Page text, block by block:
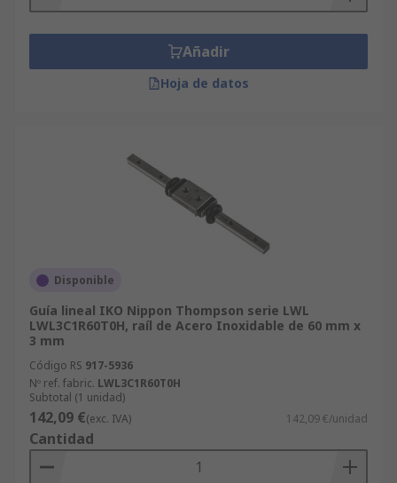
Añadir
Hoja de datos
Disponible
Guía lineal IKO Nippon Thompson serie LWL
LWL3C1R60T0H, raíl de Acero Inoxidable de 60 mm x
3 mm
Código RS 917-5936
Nº ref. fabric. LWL3C1R60T0H
Subtotal (1 unidad)
142,09 €(exc. IVA) 142,09 €/unidad
Cantidad